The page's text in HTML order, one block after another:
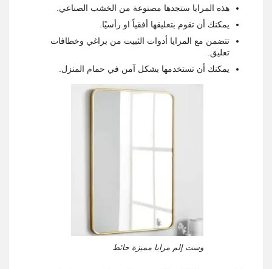
هذه المرايا ستجدها مصنوعة من الخشب الصناعي.
يمكنك أن تقوم بتعليقها أفقياً او رأسيًا.
تتضمن مع المرايا أدوات الثبيت من براغي وخطافات
تعليق.
يمكنك أن تستخدمها بشكل آمن في حمام المنزل.
وست إلم مرايا مميزة حائط